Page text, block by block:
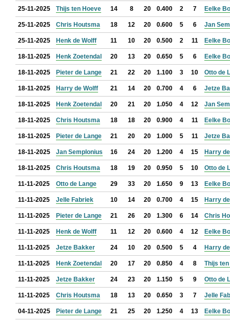
25-11-2025 Thijs ten Hoeve 14 8 20 0.400 2 7 Eelke
25-11-2025 Chris Houtsma 18 12 20 0.600 5 6 Jan
25-11-2025 Henk de Wolff 11 10 20 0.500 2 11 Eelke
18-11-2025 Henk Zoetendal 20 13 20 0.650 5 6 Eelke
18-11-2025 Pieter de Lange 21 22 20 1.100 3 10 Otto de
18-11-2025 Harry de Wolff 21 14 20 0.700 4 6 Jetze
18-11-2025 Henk Zoetendal 20 21 20 1.050 4 12 Jan
18-11-2025 Chris Houtsma 18 18 20 0.900 4 11 Eelke
18-11-2025 Pieter de Lange 21 20 20 1.000 5 11 Jetze
18-11-2025 Jan Semplonius 16 24 20 1.200 4 15 Harry
18-11-2025 Chris Houtsma 18 19 20 0.950 5 10 Otto de
11-11-2025 Otto de Lange 29 33 20 1.650 9 13 Eelke
11-11-2025 Jelle Fabriek 10 14 20 0.700 4 15 Harry
11-11-2025 Pieter de Lange 21 26 20 1.300 6 14 Chris
11-11-2025 Henk de Wolff 11 12 20 0.600 4 12 Eelke
11-11-2025 Jetze Bakker 24 10 20 0.500 5 4 Harry
11-11-2025 Henk Zoetendal 20 17 20 0.850 4 8 Thijs
11-11-2025 Jetze Bakker 24 23 20 1.150 5 9 Otto de
11-11-2025 Chris Houtsma 18 13 20 0.650 3 7 Jelle
04-11-2025 Pieter de Lange 21 25 20 1.250 4 13 Eelke